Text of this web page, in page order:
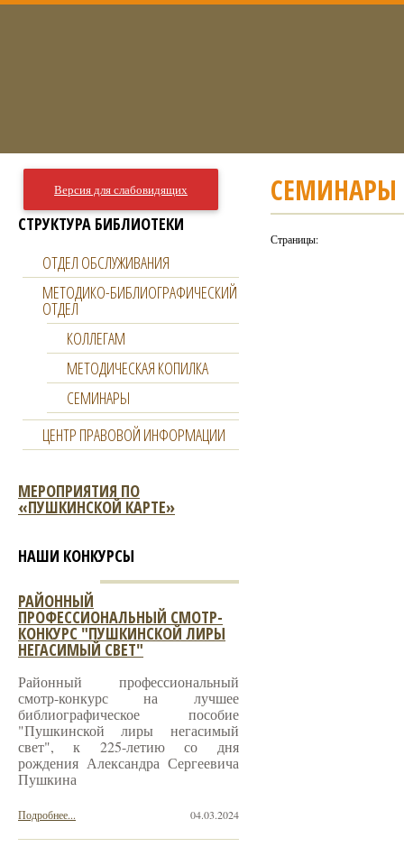
СЕМИНАРЫ
Страницы:
Версия для слабовидящих
СТРУКТУРА БИБЛИОТЕКИ
ОТДЕЛ ОБСЛУЖИВАНИЯ
МЕТОДИКО-БИБЛИОГРАФИЧЕСКИЙ
ОТДЕЛ
КОЛЛЕГАМ
МЕТОДИЧЕСКАЯ КОПИЛКА
СЕМИНАРЫ
ЦЕНТР ПРАВОВОЙ ИНФОРМАЦИИ
МЕРОПРИЯТИЯ ПО
«ПУШКИНСКОЙ КАРТЕ»
НАШИ КОНКУРСЫ
РАЙОННЫЙ
ПРОФЕССИОНАЛЬНЫЙ СМОТР-
КОНКУРС "ПУШКИНСКОЙ ЛИРЫ
НЕГАСИМЫЙ СВЕТ"
Районный профессиональный
смотр-конкурс на лучшее
библиографическое пособие
"Пушкинской лиры негасимый
свет", к 225-летию со дня
рождения Александра Сергеевича
Пушкина
04.03.2024
Подробнее...